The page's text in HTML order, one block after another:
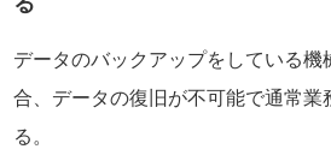
データのバックアップをしている機
合、データの復旧が不可能で通常業
る。